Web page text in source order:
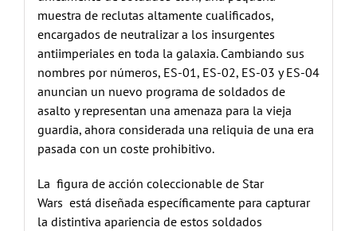
muestra de reclutas altamente cualificados,
encargados de neutralizar a los insurgentes
antiimperiales en toda la galaxia. Cambiando sus
nombres por números, ES-01, ES-02, ES-03 y ES-04
anuncian un nuevo programa de soldados de
asalto y representan una amenaza para la vieja
guardia, ahora considerada una reliquia de una era
pasada con un coste prohibitivo.
La figura de acción coleccionable de Star
Wars está diseñada específicamente para capturar
la distintiva apariencia de estos soldados